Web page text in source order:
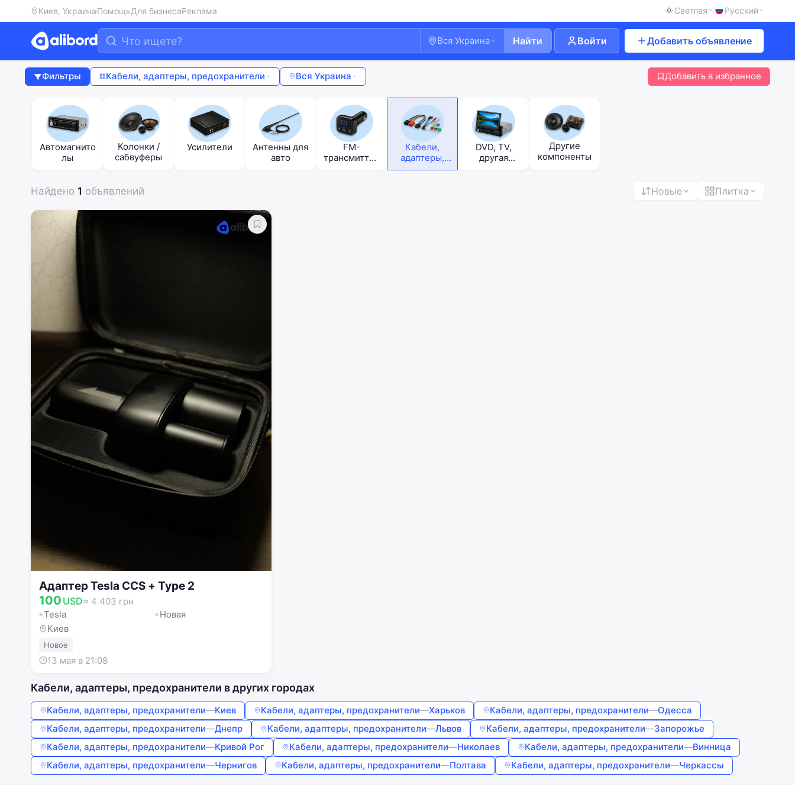
Киев, УкраинаПомощьДля бизнесаРеклама Светлая Русский
Вся Украина Найти Войти Добавить объявление
Фильтры Кабели, адаптеры, предохранители Вся Украина Добавить в избранное
Автомагнито
лы
Колонки /
сабвуферы
Усилители
Антенны для
авто
FM-
трансмиттер
Кабели,
адаптеры,
предохранит
DVD, TV,
другая
Другие
компоненты
Найдено 1 объявлений Новые Плитка
Адаптер Tesla CCS + Type 2
100 USD≈ 4 403 грн
Tesla
Новая
Киев
Новое
13 мая в 21:08
Кабели, адаптеры, предохранители в других городах
Кабели, адаптеры, предохранители—Киев Кабели, адаптеры, предохранители—Харьков Кабели, адаптеры, предохранители—Одесса
Кабели, адаптеры, предохранители—Днепр Кабели, адаптеры, предохранители—Львов Кабели, адаптеры, предохранители—Запорожье
Кабели, адаптеры, предохранители—Кривой Рог Кабели, адаптеры, предохранители—Николаев Кабели, адаптеры, предохранители—Винница
Кабели, адаптеры, предохранители—Чернигов Кабели, адаптеры, предохранители—Полтава Кабели, адаптеры, предохранители—Черкассы